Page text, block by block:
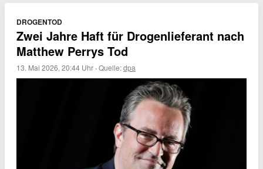
DROGENTOD
Zwei Jahre Haft für Drogenlieferant nach
Matthew Perrys Tod
13. Mai 2026, 20:44 Uhr ·Quelle:dpa